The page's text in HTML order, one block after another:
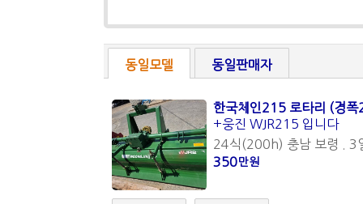
동일모델 동일판매자
한국체인215 로타리 (경
+웅진 WJR215 입니다
24식(200h) 충남 보령 . 3
350만원